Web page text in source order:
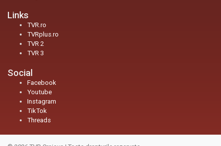
Links
TVR.ro
TVRplus.ro
TVR 2
TVR 3
Social
Facebook
Youtube
Instagram
TikTok
Threads